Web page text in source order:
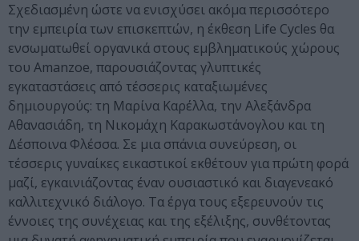
Σχεδιασμένη ώστε να ενισχύσει ακόμα περισσότερο
την εμπειρία των επισκεπτών, η έκθεση Life Cycles θα
ενσωματωθεί οργανικά στους εμβληματικούς χώρους
του Amanzoe, παρουσιάζοντας γλυπτικές
εγκαταστάσεις από τέσσερις καταξιωμένες
δημιουργούς: τη Μαρίνα Καρέλλα, την Αλεξάνδρα
Αθανασιάδη, τη Νικομάχη Καρακωστάνογλου και τη
Δέσποινα Φλέσσα. Σε μια σπάνια συνεύρεση, οι
τέσσερις γυναίκες εικαστικοί εκθέτουν για πρώτη φορά
μαζί, εγκαινιάζοντας έναν ουσιαστικό και διαγενεακό
καλλιτεχνικό διάλογο. Τα έργα τους εξερευνούν τις
έννοιες της συνέχειας και της εξέλιξης, συνθέτοντας